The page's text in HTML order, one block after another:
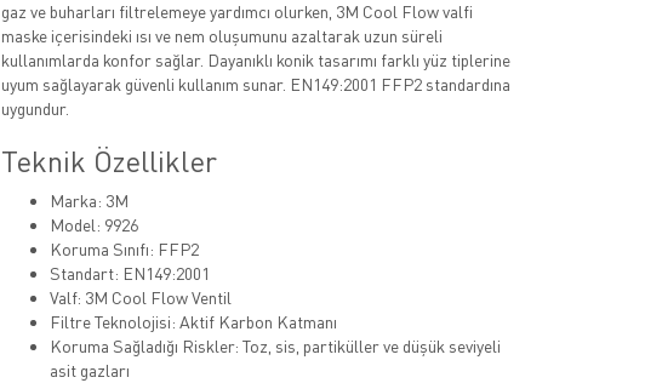
gaz ve buharları filtrelemeye yardımcı olurken, 3M Cool Flow valfi
maske içerisindeki ısı ve nem oluşumunu azaltarak uzun süreli
kullanımlarda konfor sağlar. Dayanıklı konik tasarımı farklı yüz tiplerine
uyum sağlayarak güvenli kullanım sunar. EN149:2001 FFP2 standardına
uygundur.
Teknik Özellikler
Marka: 3M
Model: 9926
Koruma Sınıfı: FFP2
Standart: EN149:2001
Valf: 3M Cool Flow Ventil
Filtre Teknolojisi: Aktif Karbon Katmanı
Koruma Sağladığı Riskler: Toz, sis, partiküller ve düşük seviyeli
asit gazları